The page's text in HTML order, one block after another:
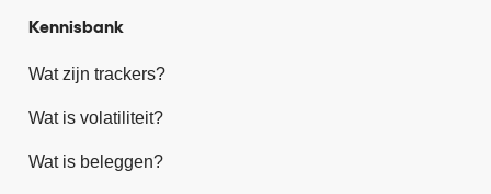
Kennisbank
Wat zijn trackers?
Wat is volatiliteit?
Wat is beleggen?